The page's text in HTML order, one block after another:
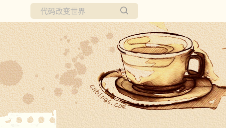
所有博客
当前博客